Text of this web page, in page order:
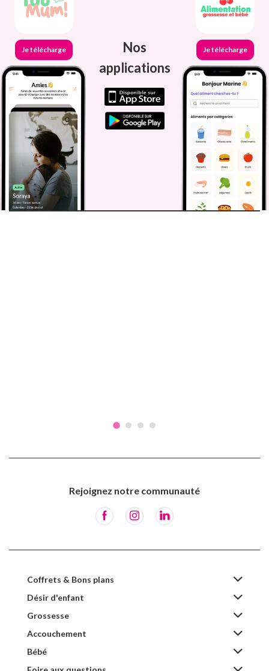
Je télécharge
Nos
applications
Je télécharge
Rejoignez notre communauté
Coffrets & Bons plans
Désir d'enfant
Grossesse
Accouchement
Bébé